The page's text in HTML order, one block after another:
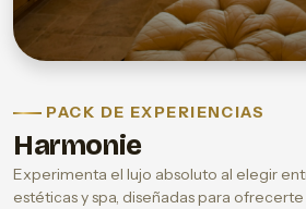
PACK DE EXPERIENCIAS
Harmonie
Experimenta el lujo absoluto al elegir
estéticas y spa, diseñadas para